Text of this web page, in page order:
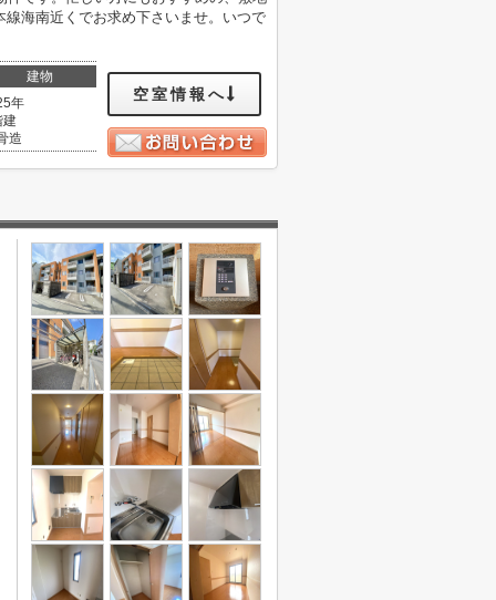
海南近くでお求め下さいませ。いつで
建物
年
建
造
空室情報へ